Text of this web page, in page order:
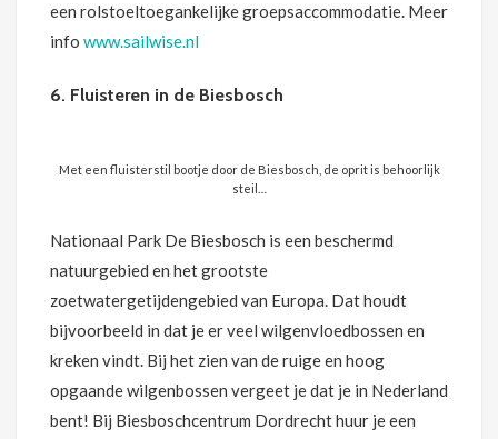
een rolstoeltoegankelijke groepsaccommodatie. Meer
info www.sailwise.nl
6. Fluisteren in de Biesbosch
Met een fluisterstil bootje door de Biesbosch, de oprit is behoorlijk
steil…
Nationaal Park De Biesbosch is een beschermd
natuurgebied en het grootste
zoetwatergetijdengebied van Europa. Dat houdt
bijvoorbeeld in dat je er veel wilgenvloedbossen en
kreken vindt. Bij het zien van de ruige en hoog
opgaande wilgenbossen vergeet je dat je in Nederland
bent! Bij Biesboschcentrum Dordrecht huur je een